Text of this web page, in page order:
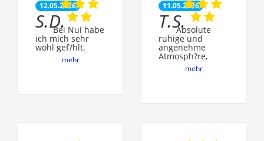
12.05.2026
S.D.Bei Nui habe
ich mich sehr
wohl gef?hlt.
mehr
11.05.2026
T.S.Absolute
ruhige und
angenehme
Atmosph?re,
mehr